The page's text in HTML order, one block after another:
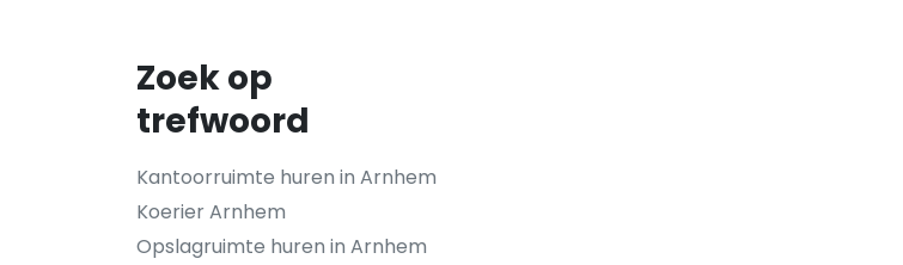
Zoek op
trefwoord
Kantoorruimte huren in Arnhem
Koerier Arnhem
Opslagruimte huren in Arnhem